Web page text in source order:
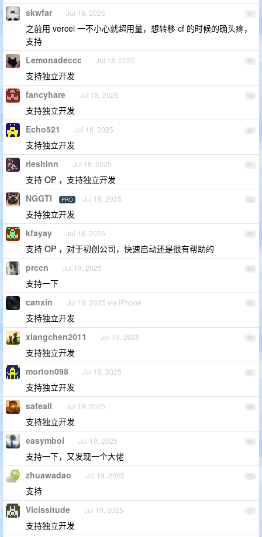
57
skwfar Jul 18, 2025
之前用 vercel 一不小心就超用量，想转移 cf 的时候的确头疼，
支持
58
Lemonadeccc Jul 18, 2025
支持独立开发
59
fancyhare Jul 18, 2025
支持独立开发
60
Echo521 Jul 18, 2025
支持独立开发
61
rieshinn Jul 18, 2025
支持 OP ，支持独立开发
62
NGGTI PRO Jul 18, 2025
支持独立开发
63
kfayay Jul 18, 2025
支持 OP ，对于初创公司，快速启动还是很有帮助的
64
prccn Jul 19, 2025
支持一下
65
canxin Jul 19, 2025 via iPhone
支持独立开发
66
xiangchen2011 Jul 19, 2025
支持独立开发
67
morton098 Jul 19, 2025
支持独立开发
68
safeall Jul 19, 2025
支持独立开发
69
easymbol Jul 19, 2025
支持一下，又发现一个大佬
70
zhuawadao Jul 19, 2025
支持
71
Vicissitude Jul 19, 2025
支持独立开发